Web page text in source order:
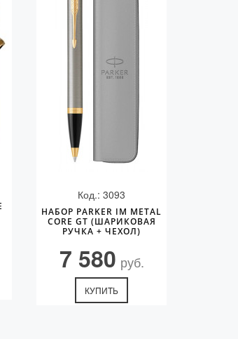
Код.: 3093
НАБОР PARKER IM METAL
CORE GT (ШАРИКОВАЯ
РУЧКА + ЧЕХОЛ)
7 580 руб.
КУПИТЬ